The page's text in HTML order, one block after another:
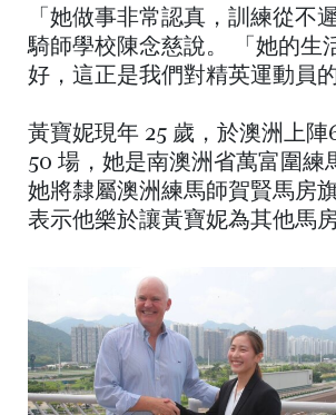
「她做事非常認真，訓練從不
騎師學校陳念慈說。 「她的生
好，這正是我們對精英運動員
黃寶妮現年 25 歲，於澳洲上
50 場，她是南澳洲省萬富圍練
她將隸屬澳洲練馬師賀賢馬房
表示他樂於讓黃寶妮為其他馬房